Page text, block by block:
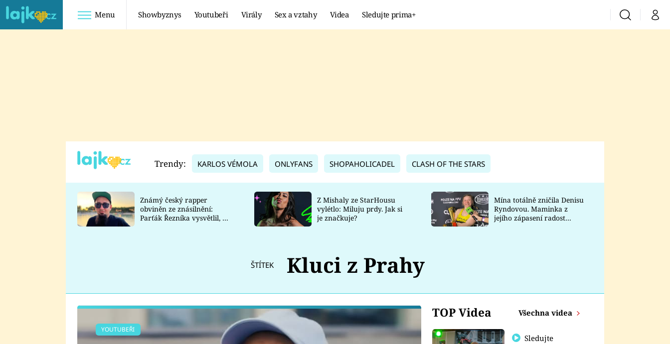
Menu Showbyznys Youtubeři Virály Sex a vztahy Videa Sledujte prima+ VyhledáváníMůj
TADEÁŠ KUBĚNKA
DATEL
Prima Lajk
Sledujte nás
Trendy: KARLOS VÉMOLA ONLYFANS SHOPAHOLICADEL CLASH OF THE STARS
Známý český rapper
obviněn ze znásilnění:
Parťák Řezníka vysvětlil, co
Z Mishaly ze StarHousu
vylétlo: Miluju prdy. Jak si
je značkuje?
Mína totálně zničila Denisu
Ryndovou. Maminka z
jejího zápasení radost
ŠTÍTEK Kluci z Prahy
TOP Videa Všechna videa
Sledujte
YOUTUBEŘI